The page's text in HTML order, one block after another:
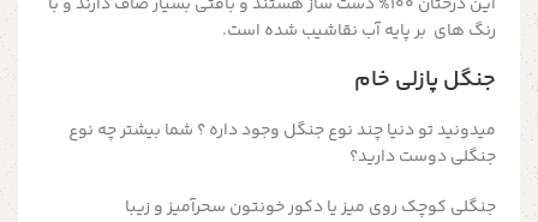
رنگ های بر پایه آب نقاشیب شده است.
جنگل پازلی خام
میدونید تو دنیا چند نوع جنگل وجود داره ؟ شما بیشتر چه نوع
جنگلی دوست دارید؟
جنگلی کوچک روی میز یا دکور خونتون سحرآمیز و زیبا